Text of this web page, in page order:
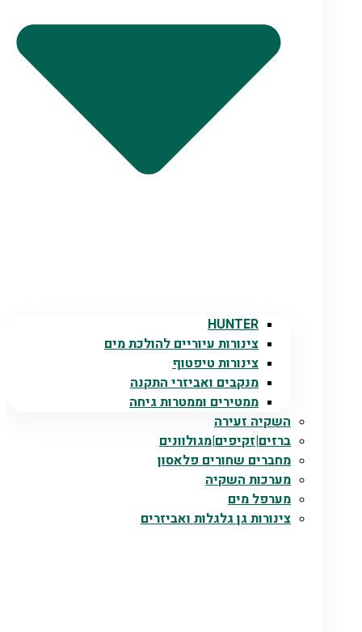
HUNTER
צינורות עיוריים להולכת מים
צינורות טיפטוף
מנקבים ואביזרי התקנה
ממטירים וממטרות גיחה
השקיה זעירה
ברזים|זקיפים|מגולוונים
מחברים שחורים פלאסון
מערכות השקיה
מערפל מים
צינורות גן גלגלות ואביזרים